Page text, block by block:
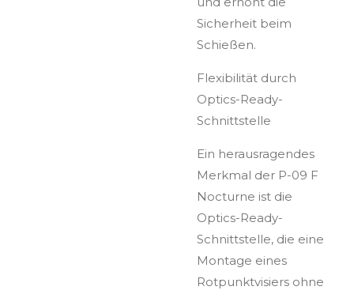
Sicherheit beim
Schießen.
Flexibilität durch
Optics-Ready-
Schnittstelle
Ein herausragendes
Merkmal der P-09 F
Nocturne ist die
Optics-Ready-
Schnittstelle, die eine
Montage eines
Rotpunktvisiers ohne